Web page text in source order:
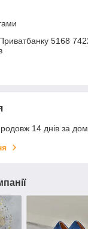
5168
14 днів за